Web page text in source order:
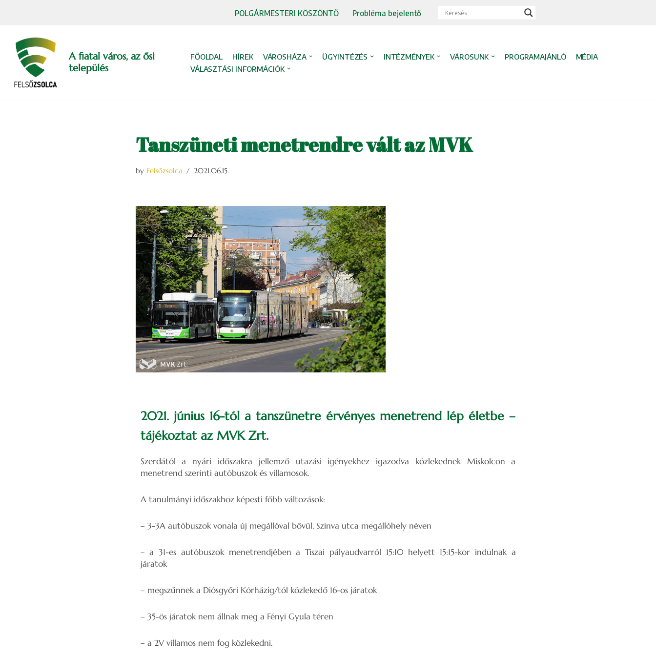
content
POLGÁRMESTERI KÖSZÖNTŐ Probléma bejelentő
A fiatal város, az ősi
település
FŐOLDAL HÍREK VÁROSHÁZA ÜGYINTÉZÉS INTÉZMÉNYEK VÁROSUNK PROGRAMAJÁNLÓ
MÉDIA
VÁLASZTÁSI INFORMÁCIÓK
Tanszüneti menetrendre vált az MVK
by Felsőzsolca 2021.06.15.
2021. június 16-tól a tanszünetre érvényes menetrend lép életbe –
tájékoztat az MVK Zrt.
Szerdától a nyári időszakra jellemző utazási igényekhez igazodva közlekednek Miskolcon a
menetrend szerinti autóbuszok és villamosok.
A tanulmányi időszakhoz képesti főbb változások:
– 3-3A autóbuszok vonala új megállóval bővül, Szinva utca megállóhely néven
– a 31-es autóbuszok menetrendjében a Tiszai pályaudvarról 15:10 helyett 15:15-kor indulnak a
járatok
– megszűnnek a Diósgyőri Kórházig/tól közlekedő 16-os járatok
– 35-ös járatok nem állnak meg a Fényi Gyula téren
– a 2V villamos nem fog közlekedni.